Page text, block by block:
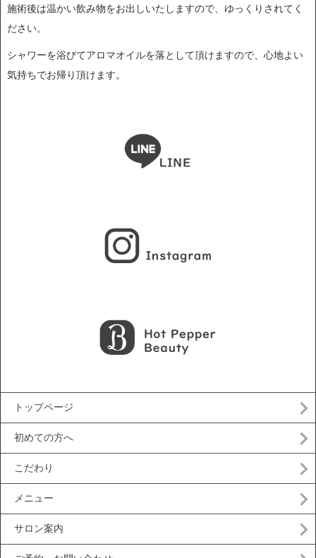
施術後は温かい飲み物をお出しいたしますので、ゆっくりされてく
ださい。
シャワーを浴びてアロマオイルを落として頂けますので、心地よい
気持ちでお帰り頂けます。
トップページ
初めての方へ
こだわり
メニュー
サロン案内